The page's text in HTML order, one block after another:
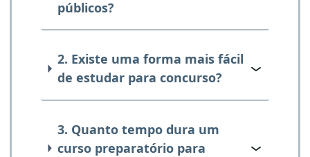
públicos?
2. Existe uma forma mais fácil
de estudar para concurso?
3. Quanto tempo dura um
curso preparatório para